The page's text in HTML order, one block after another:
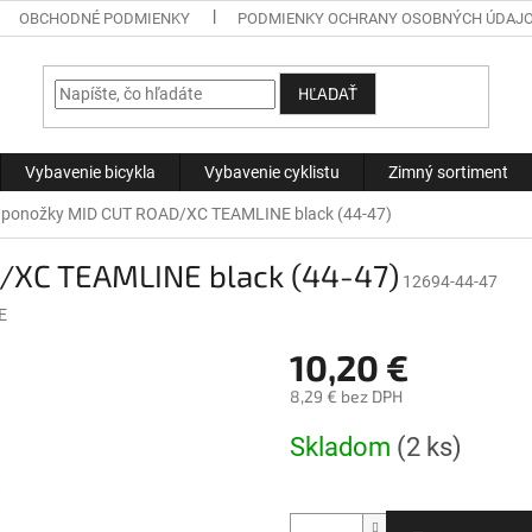
OBCHODNÉ PODMIENKY PODMIENKY OCHRANY OSOBNÝCH
HĽADAŤ
Vybavenie bicykla Vybavenie cyklistu Zimný sortiment
ponožky MID CUT ROAD/XC TEAMLINE black (44-47)
XC TEAMLINE black (44-47) 12694-44-47
10,20 €
8,29 € bez DPH
cena:
Skladom (2 ks)